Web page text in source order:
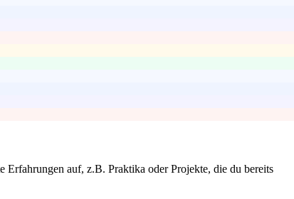
Erfahrungen auf, z.B. Praktika oder Projekte, die du bereits